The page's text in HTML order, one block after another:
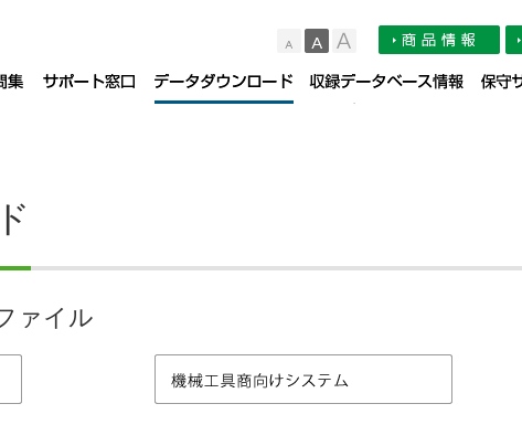
小 大
よくある質問集（FAQ）
サポート窓口
ァイル